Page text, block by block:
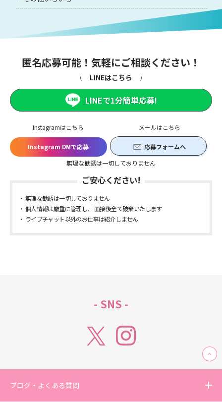
匿名応募可能！気軽にご相談ください！
Instagramはこちら
Instagram DMで応募
メールはこちら
応募フォームへ
無理な勧誘は一切しておりません
LINEはこちら
LINEで1分簡単応募!
ご安心ください!
無理な勧誘は一切しておりません
個人情報は厳重に管理し、 面接後全て破棄いたします
ライブチャット以外のお仕事は紹介しません
- SNS -
ブログ・よくある質問